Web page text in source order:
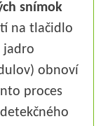
snímok
na tlačidlo
jadro
obnoví
proces